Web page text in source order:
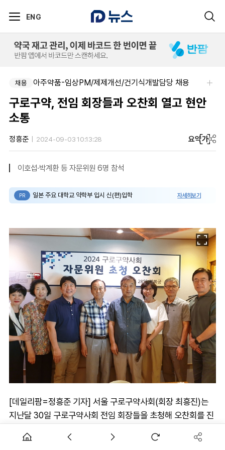
ENG
채용 아주약품-임상PM/제제개선/건기식개발담당 채용
구로구약, 전임 회장들과 오찬회 열고 현안
소통
정흥준 2024-09-03 10:13:28 요약가
이호섭·박계환 등 자문위원 6명 참석
PR 일본 주요 대학교 약학부 입시 신(편)입학 자세히보기
[데일리팜=정흥준 기자] 서울 구로구약사회(회장 최흥진)는
지난달 30일 구로구약사회 전임 회장들을 초청해 오찬회를 진